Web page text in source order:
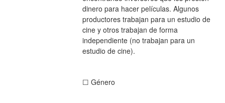
dinero para hacer películas. Algunos
productores trabajan para un estudio de
cine y otros trabajan de forma
independiente (no trabajan para un
estudio de cine).
☐ Género